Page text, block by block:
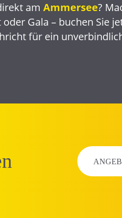
amAmmersee?
Gala – buchen Sie
für ein